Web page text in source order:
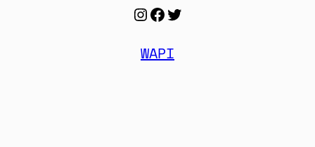
Instagram
Facebook
Twitter
WAPI